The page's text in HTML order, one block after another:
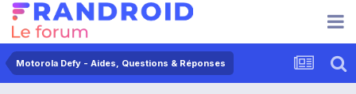
Motorola Defy - Aides, Questions & Réponses